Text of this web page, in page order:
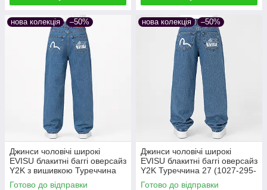
нова колекція –50%
Джинси чоловічі широкі
EVISU блакитні баггі оверсайз
Y2K з вишивкою Туреччина
27 (1027-295-5)
Готово до відправки
нова колекція –50%
Джинси чоловічі широкі
EVISU блакитні баггі оверсайз
Y2K Туреччина 27 (1027-295-
4)
Готово до відправки